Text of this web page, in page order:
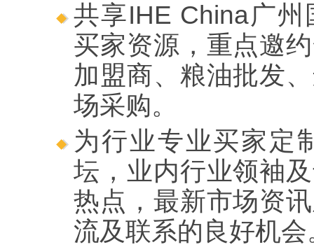
共享IHE China广
买家资源，重点邀
加盟商、粮油批发
场采购。
为行业专业买家定
坛，业内行业领袖
热点，最新市场资
流及联系的良好机会